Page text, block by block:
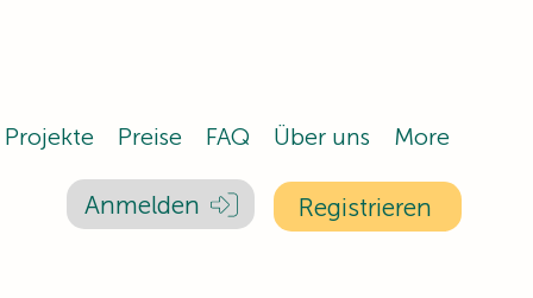
Projekte Preise FAQ Über uns More
Anmelden Registrieren